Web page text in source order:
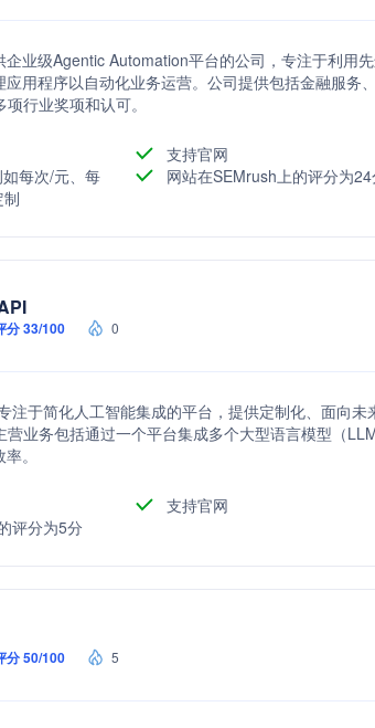
业级Agentic Automation平台的公司，专注于利用
用程序以自动化业务运营。公司提供包括金融服务
行业奖项和认可。
支持官网
每次/元、每
网站在SEMrush上的评分为
分 33/100 0
注于简化人工智能集成的平台，提供定制化、面向未
营业务包括通过一个平台集成多个大型语言模型（
。
支持官网
评分为5分
分 50/100 5